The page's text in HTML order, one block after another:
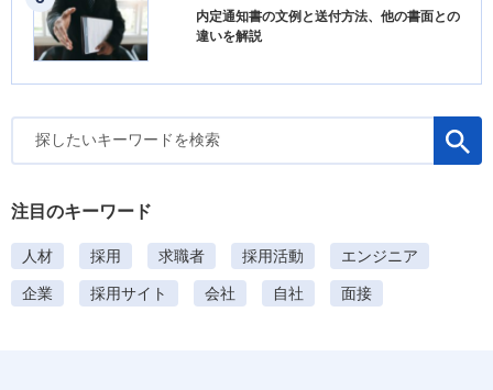
内定通知書の文例と送付方法、他の書面との
違いを解説
注目のキーワード
人材 採用 求職者 採用活動 エンジニア
企業 採用サイト 会社 自社 面接